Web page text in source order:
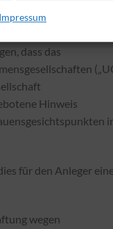
§ 179 BGB, da er
Haftung
dass das
Hinweis
für den Anleger
wegen